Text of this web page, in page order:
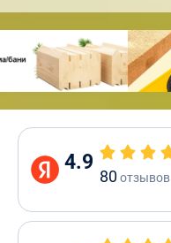
4.9
80отзывов